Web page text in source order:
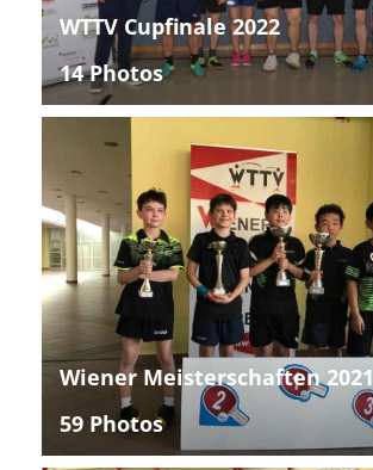
WTTV Cupfinale 2022
14 Photos
Wiener Meisterschaften 2021
59 Photos